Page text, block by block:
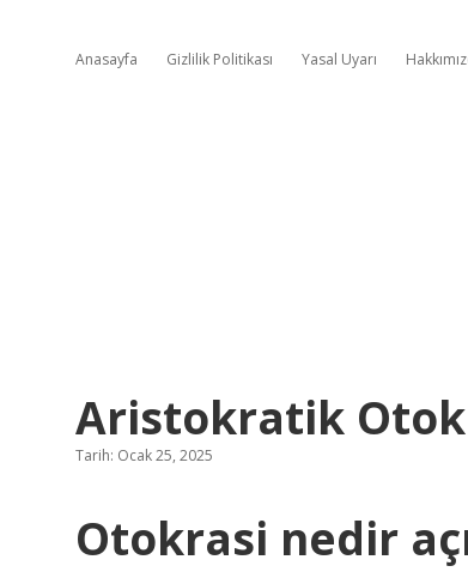
Anasayfa Gizlilik Politikası Yasal Uyarı
Aristokratik
Tarih: Ocak 25, 2025
Otokrasi nedir